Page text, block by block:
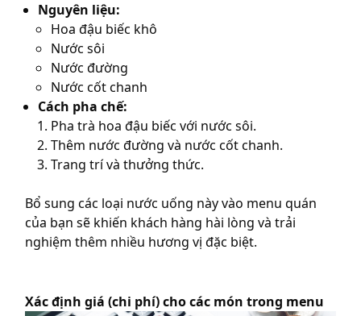
Nguyên liệu:
Hoa đậu biếc khô
Nước sôi
Nước đường
Nước cốt chanh
Cách pha chế:
Pha trà hoa đậu biếc với nước sôi.
Thêm nước đường và nước cốt chanh.
Trang trí và thưởng thức.
Bổ sung các loại nước uống này vào menu quán
của bạn sẽ khiến khách hàng hài lòng và trải
nghiệm thêm nhiều hương vị đặc biệt.
Xác định giá (chi phí) cho các món trong menu